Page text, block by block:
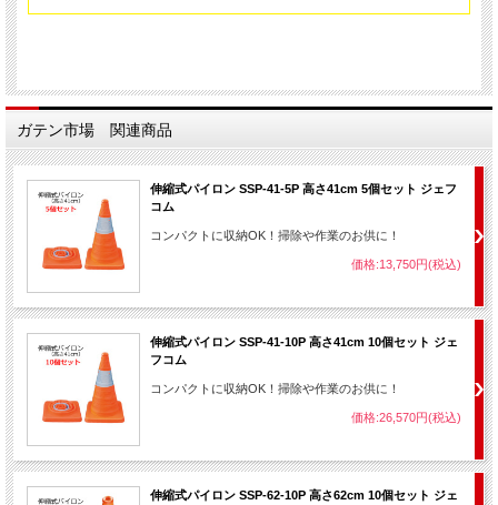
ガテン市場 関連商品
伸縮式パイロン SSP-41-5P 高さ41cm 5個セット ジェフ
コム
コンパクトに収納OK！掃除や作業のお供に！
価格:13,750円(税込)
伸縮式パイロン SSP-41-10P 高さ41cm 10個セット ジェ
フコム
コンパクトに収納OK！掃除や作業のお供に！
価格:26,570円(税込)
伸縮式パイロン SSP-62-10P 高さ62cm 10個セット ジェ